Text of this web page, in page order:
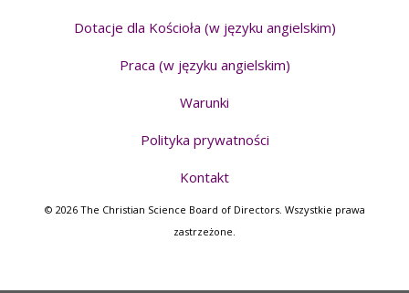
Dotacje dla Kościoła (w języku angielskim)
Praca (w języku angielskim)
Warunki
Polityka prywatności
Kontakt
© 2026 The Christian Science Board of Directors. Wszystkie prawa
zastrzeżone.